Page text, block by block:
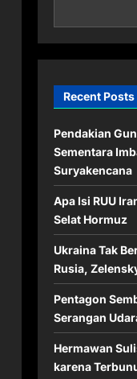
Recent Posts
Pendakian
Sementara
Suryakencana
Apa Isi RUU
Selat Hormuz
Ukraina Tak
Rusia,
Pentagon
Serangan
Hermawan
karena